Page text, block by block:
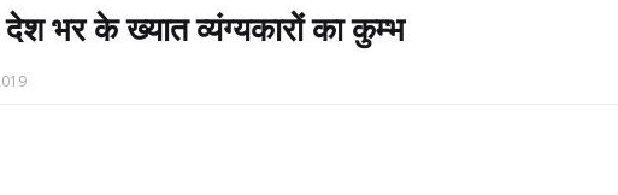
भर के ख्यात व्यंग्यकारों का कुम्भ